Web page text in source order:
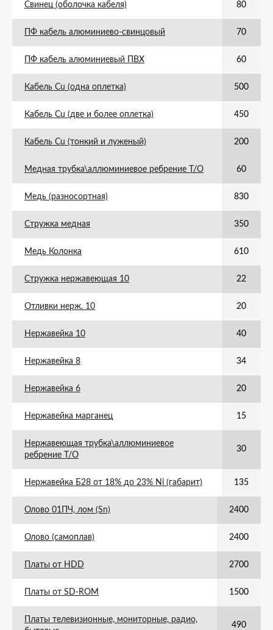
Свинец (оболочка кабеля) 80
ПФ кабель алюминиево-свинцовый 70
ПФ кабель алюминиевый ПВХ 60
Кабель Cu (одна оплетка) 500
Кабель Cu (две и более оплетка) 450
Кабель Cu (тонкий и луженый) 200
Медная трубка\аллюминиевое ребрение Т/О 60
Медь (разносортная) 830
Стружка медная 350
Медь Колонка 610
Стружка нержавеющая 10 22
Отливки нерж. 10 20
Нержавейка 10 40
Нержавейка 8 34
Нержавейка 6 20
Нержавейка марганец 15
Нержавеющая трубка\аллюминиевое
ребрение Т/О
30
Нержавейка Б28 от 18% до 23% Ni (габарит) 135
Олово 01ПЧ, лом (Sn) 2400
Олово (самоплав) 2400
Платы от HDD 2700
Платы от SD-ROM 1500
Платы телевизионные, мониторные, радио,
490